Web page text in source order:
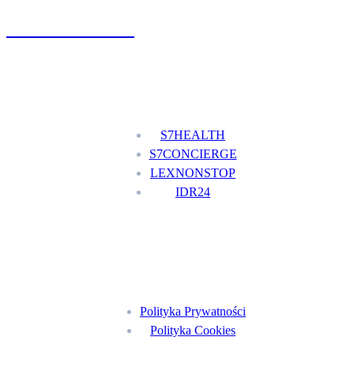
S7HEALTH
S7CONCIERGE
LEXNONSTOP
IDR24
Polityka Prywatności
Polityka Cookies